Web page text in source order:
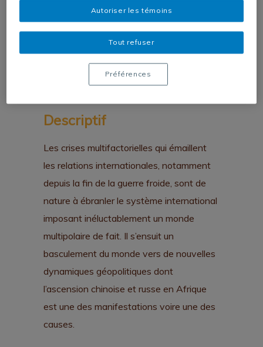
organisent, pour la deuxième édition, un
colloque international intitulé : « Le triangle
Chine – Russie – Afrique(s) : quels enjeux
pour le triangle France – Europe –
Descriptif
Les crises multifactorielles qui émaillent
les relations internationales, notamment
depuis la fin de la guerre froide, sont de
nature à ébranler le système international
imposant inéluctablement un monde
multipolaire de fait. Il s’ensuit un
basculement du monde vers de nouvelles
dynamiques géopolitiques dont
l’ascension chinoise et russe en Afrique
est une des manifestations voire une des
causes.
Tout refuser
Autoriser les témoins
Préférences